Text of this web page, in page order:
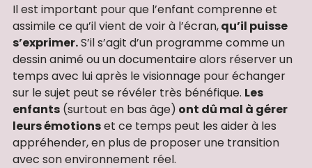
Il est important pour que l’enfant comprenne et
assimile ce qu’il vient de voir à l’écran,qu’il puisse
s’exprimer.S’il s’agit d’un programme comme un
dessin animé ou un documentaire alors réserver un
temps avec lui après le visionnage pour échanger
sur le sujet peut se révéler très bénéfique. Les
enfants (surtout en bas âge) ont dû mal à gérer
leurs émotionset ce temps peut les aider à les
appréhender, en plus de proposer une transition
avec son environnement réel.